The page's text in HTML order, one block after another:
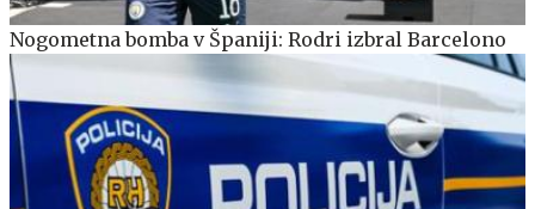
Nogometna bomba v Španiji: Rodri izbral Barcelono